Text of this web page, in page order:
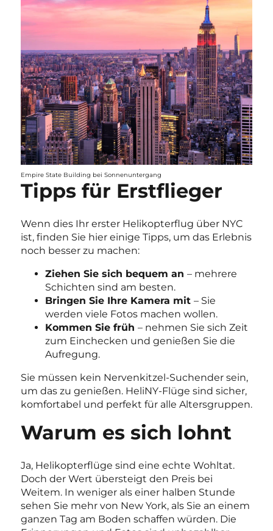
Empire State Building bei Sonnenuntergang
Tipps für Erstflieger
Wenn dies Ihr erster Helikopterflug über NYC
ist, finden Sie hier einige Tipps, um das Erlebnis
noch besser zu machen:
Ziehen Sie sich bequem an – mehrere
Schichten sind am besten.
Bringen Sie Ihre Kamera mit – Sie
werden viele Fotos machen wollen.
Kommen Sie früh – nehmen Sie sich Zeit
zum Einchecken und genießen Sie die
Aufregung.
Sie müssen kein Nervenkitzel-Suchender sein,
um das zu genießen. HeliNY-Flüge sind sicher,
komfortabel und perfekt für alle Altersgruppen.
Warum es sich lohnt
Ja, Helikopterflüge sind eine echte Wohltat.
Doch der Wert übersteigt den Preis bei
Weitem. In weniger als einer halben Stunde
sehen Sie mehr von New York, als Sie an einem
ganzen Tag am Boden schaffen würden. Die